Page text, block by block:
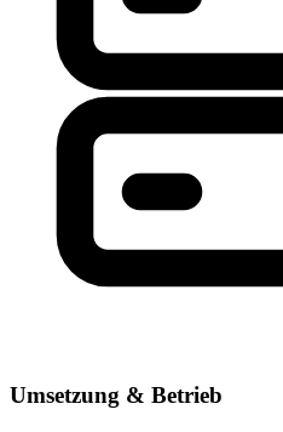
Umsetzung & Betrieb